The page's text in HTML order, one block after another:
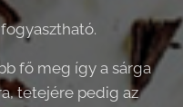
fő meg így a sárga
tetejére pedig az